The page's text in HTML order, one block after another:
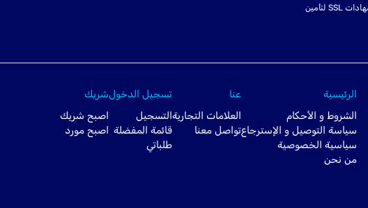
اتبعت أحدث التقنيات في شهادات SSL لتأمين
الرئيسية
الشروط و الأحكام
سياسة التوصيل و الإسترجاع
سياسية الخصوصية
من نحن
عنا
العلامات التجارية
تواصل معنا
تسجيل الدخول
التسجيل
قائمة المفضلة
طلباتي
شريك
اصبح شريك
اصبح مورد